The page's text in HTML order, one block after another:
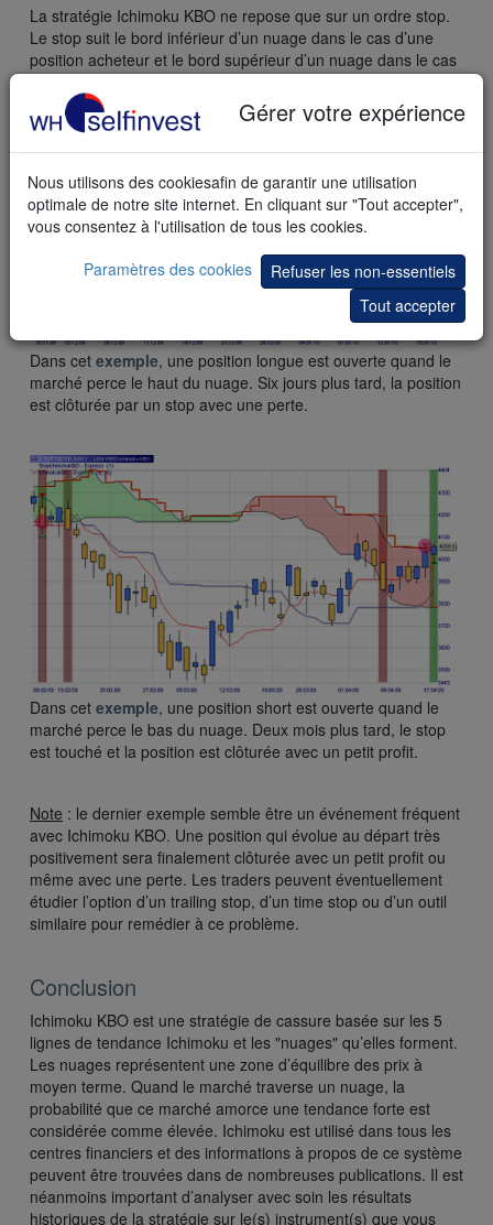
La stratégie Ichimoku KBO ne repose que sur un ordre stop.
Le stop suit le bord inférieur d’un nuage dans le cas d’une
position acheteur et le bord supérieur d’un nuage dans le cas
Dans cet exemple, une position longue est ouverte quand le
marché perce le haut du nuage. Six jours plus tard, la position
est clôturée par un stop avec une perte.
Dans cet exemple, une position short est ouverte quand le
marché perce le bas du nuage. Deux mois plus tard, le stop
est touché et la position est clôturée avec un petit profit.
Note : le dernier exemple semble être un événement fréquent
avec Ichimoku KBO. Une position qui évolue au départ très
positivement sera finalement clôturée avec un petit profit ou
même avec une perte. Les traders peuvent éventuellement
étudier l’option d’un trailing stop, d’un time stop ou d’un outil
similaire pour remédier à ce problème.
Conclusion
Ichimoku KBO est une stratégie de cassure basée sur les 5
lignes de tendance Ichimoku et les "nuages" qu’elles forment.
Les nuages représentent une zone d’équilibre des prix à
moyen terme. Quand le marché traverse un nuage, la
probabilité que ce marché amorce une tendance forte est
considérée comme élevée. Ichimoku est utilisé dans tous les
centres financiers et des informations à propos de ce système
peuvent être trouvées dans de nombreuses publications. Il est
néanmoins important d’analyser avec soin les résultats
historiques de la stratégie sur le(s) instrument(s) que vous
Gérer votre expérience
Nous utilisons des cookiesafin de garantir une utilisation
optimale de notre site internet. En cliquant sur "Tout accepter",
vous consentez à l'utilisation de tous les cookies.
Paramètres des cookies
Refuser les non-essentiels
Tout accepter